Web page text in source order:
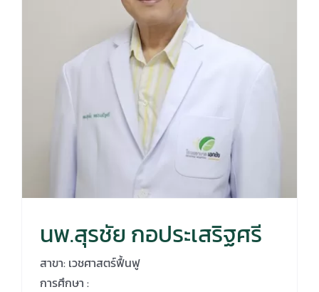
นพ.สุรชัย กอประเสริฐศรี
สาขา: เวชศาสตร์ฟื้นฟู
การศึกษา :